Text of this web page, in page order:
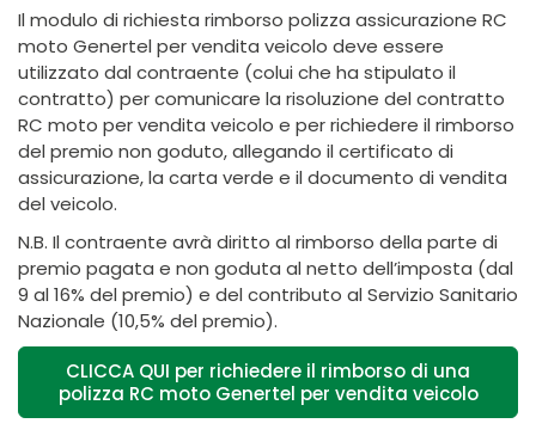
Il modulo di richiesta rimborso polizza assicurazione RC
moto Genertel per vendita veicolo deve essere
utilizzato dal contraente (colui che ha stipulato il
contratto) per comunicare la risoluzione del contratto
RC moto per vendita veicolo e per richiedere il rimborso
del premio non goduto, allegando il certificato di
assicurazione, la carta verde e il documento di vendita
del veicolo.
N.B. Il contraente avrà diritto al rimborso della parte di
premio pagata e non goduta al netto dell’imposta (dal
9 al 16% del premio) e del contributo al Servizio Sanitario
Nazionale (10,5% del premio).
CLICCA QUI per richiedere il rimborso di una
polizza RC moto Genertel per vendita veicolo